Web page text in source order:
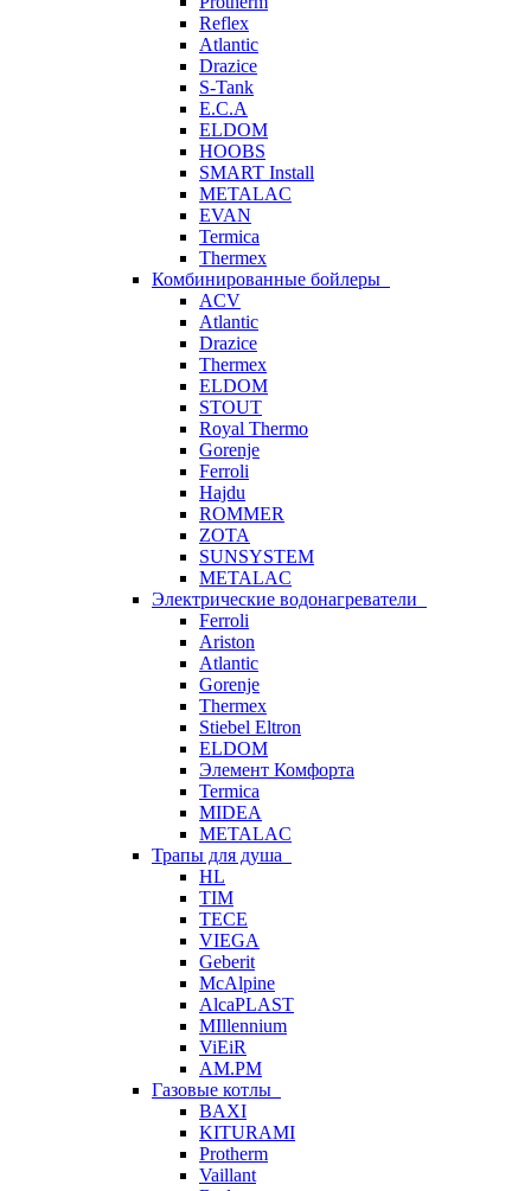
Reflex
Atlantic
Drazice
S-Tank
E.C.A
ELDOM
HOOBS
SMART Install
METALAC
EVAN
Termica
Thermex
Комбинированные бойлеры
ACV
Atlantic
Drazice
Thermex
ELDOM
STOUT
Royal Thermo
Gorenje
Ferroli
Hajdu
ROMMER
ZOTA
SUNSYSTEM
METALAC
Электрические водонагреватели
Ferroli
Ariston
Atlantic
Gorenje
Thermex
Stiebel Eltron
ELDOM
Элемент Комфорта
Termica
MIDEA
METALAC
Трапы для душа
HL
TIM
TECE
VIEGA
Geberit
McAlpine
AlcaPLAST
MIllennium
ViEiR
AM.PM
Газовые котлы
BAXI
KITURAMI
Protherm
Vaillant